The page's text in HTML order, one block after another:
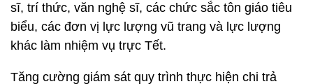
sĩ, trí thức, văn nghệ sĩ, các chức sắc tôn giáo tiêu
biểu, các đơn vị lực lượng vũ trang và lực lượng
khác làm nhiệm vụ trực Tết.
Tăng cường giám sát quy trình thực hiện chi trả